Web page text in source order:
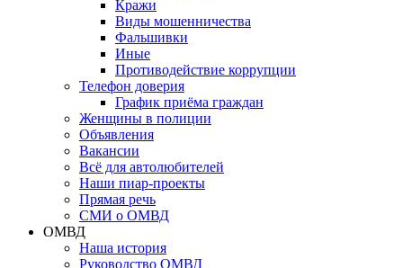
Кражи
Виды мошенничества
Фальшивки
Иные
Противодействие коррупции
Телефон доверия
График приёма граждан
Женщины в полиции
Объявления
Вакансии
Всё для автолюбителей
Наши пиар-проекты
Прямая речь
СМИ о ОМВД
ОМВД
Наша история
Руководство ОМВД